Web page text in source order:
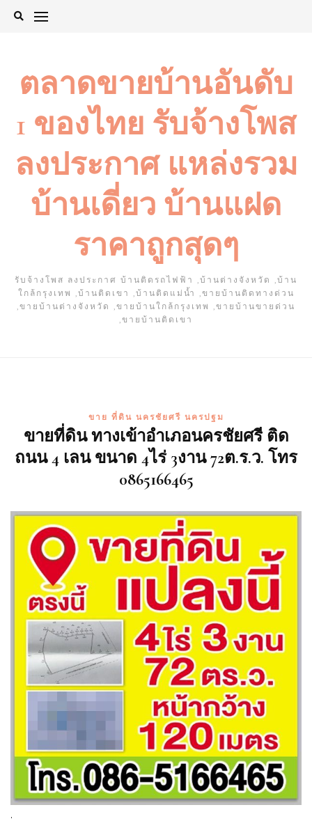
Skip
ตลาดขายบ้านอันดับ
1 ของไทย รับจ้างโพส
ลงประกาศ แหล่งรวม
บ้านเดี่ยว บ้านแฝด
ราคาถูกสุดๆ
รับจ้างโพส ลงประกาศ บ้านติดรถไฟฟ้า ,บ้านต่างจังหวัด ,บ้าน
ใกล้กรุงเทพ ,บ้านติดเขา ,บ้านติดแม่น้ำ ,ขายบ้านติดทางด่วน
,ขายบ้านต่างจังหวัด ,ขายบ้านใกล้กรุงเทพ ,ขายบ้านขายด่วน
,ขายบ้านติดเขา
ขาย ที่ดิน นครชัยศรี นครปฐม
ขายที่ดิน ทางเข้าอำเภอนครชัยศรี ติด
ถนน 4 เลน ขนาด 4ไร่ 3งาน 72ต.ร.ว. โทร
0865166465
.